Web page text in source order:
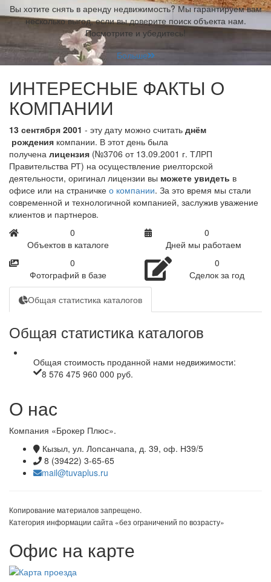
Вы хотите снять в аренду недвижимость? Мы гарантируем вам
несколько выгод, если вы доверите поиск объекта нам.
Посмотрите и убедитесь!
Больше
ИНТЕРЕСНЫЕ ФАКТЫ О
КОМПАНИИ
13 сентября 2001 - эту дату можно считать днём
рождения компании. В этот день была
получена лицензия (№3706 от 13.09.2001 г. ТЛРП
Правительства РТ) на осуществление риелторской
деятельности, оригинал лицензии вы можете увидеть в
офисе или на страничке о компании. За это время мы стали
современной и технологичной компанией, заслужив уважение
клиентов и партнеров.
0
Объектов в каталоге
0
Дней мы работаем
0
Фотографий в базе
0
Сделок за год
Общая статистика каталогов
Общая статистика каталогов
Общая стоимость проданной нами недвижимости:
8 576 475 960 000 руб.
О нас
Компания «Брокер Плюс».
Кызыл, ул. Лопсанчапа, д. 39, оф. Н39/5
8 (39422) 3-65-65
mail@tuvaplus.ru
Копирование материалов запрещено.
Категория информации сайта «без ограничений по возрасту»
Офис на карте